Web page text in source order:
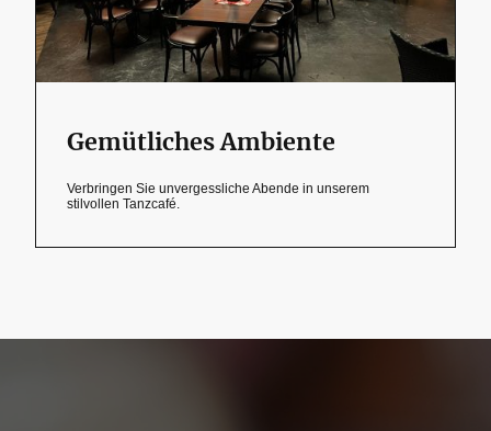
Gemütliches Ambiente
Verbringen Sie unvergessliche Abende in unserem
stilvollen Tanzcafé.